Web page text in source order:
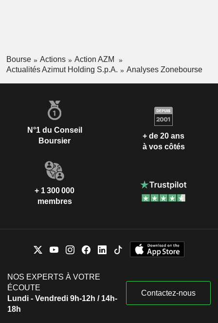
Bourse Actions
Action AZM
Actualités Azimut Holding S.p.A.
Analyses Zonebourse
N°1 du Conseil
Boursier
+ de 20 ans
à vos côtés
+ 1 300 000
membres
NOS EXPERTS À VOTRE
ÉCOUTE
Lundi - Vendredi 9h-12h / 14h-
18h
Contactez-nous